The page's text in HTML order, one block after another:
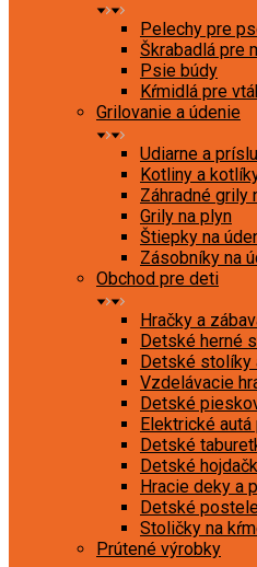
Pelechy pre
Škrabadlá pre
Psie búdy
Kŕmidlá pre
Grilovanie a údenie
Udiarne a
Kotliny a
Záhradné grily
Grily na plyn
Štiepky na
Zásobníky na
Obchod pre deti
Hračky a
Detské herné
Detské stolíky
Vzdelávacie
Detské
Elektrické
Detské
Detské
Hracie deky a
Detské
Stoličky na
Prútené výrobky